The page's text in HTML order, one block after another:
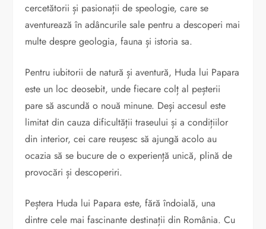
cercetătorii și pasionații de speologie, care se
aventurează în adâncurile sale pentru a descoperi mai
multe despre geologia, fauna și istoria sa.
Pentru iubitorii de natură și aventură, Huda lui Papara
este un loc deosebit, unde fiecare colț al peșterii
pare să ascundă o nouă minune. Deși accesul este
limitat din cauza dificultății traseului și a condițiilor
din interior, cei care reușesc să ajungă acolo au
ocazia să se bucure de o experiență unică, plină de
provocări și descoperiri.
Peștera Huda lui Papara este, fără îndoială, una
dintre cele mai fascinante destinații din România. Cu